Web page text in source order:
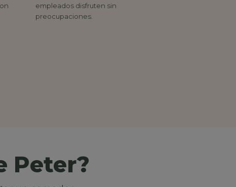
empleados disfruten sin
preocupaciones.
Peter?